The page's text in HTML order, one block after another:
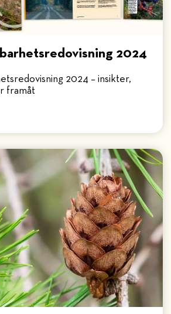
2024
2024 – insikter,
framåt